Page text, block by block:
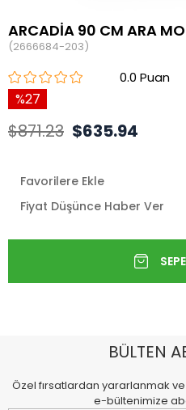
ARCADİA 90 CM ARA
(2666684-203)
0.0
27
$871.23 $635.94
Favorilere Ekle
Fiyat Düşünce Haber Ver
BÜLTEN
Özel fırsatlardan yararlanmak
e-bültenimize